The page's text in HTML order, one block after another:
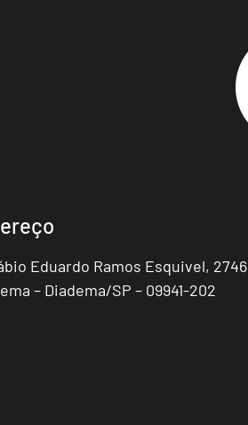
Eduardo Ramos Esquivel, 2746
– Diadema/SP – 09941-202